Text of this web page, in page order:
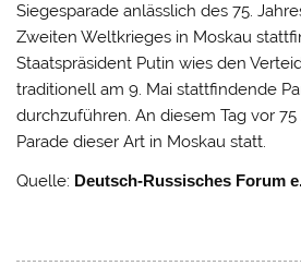
Siegesparade anlässlich des 75.
Zweiten Weltkrieges in Moskau
Staatspräsident Putin wies den
traditionell am 9. Mai stattfindende
durchzuführen. An diesem Tag vor
Parade dieser Art in Moskau statt.
Quelle: Deutsch-Russisches Forum